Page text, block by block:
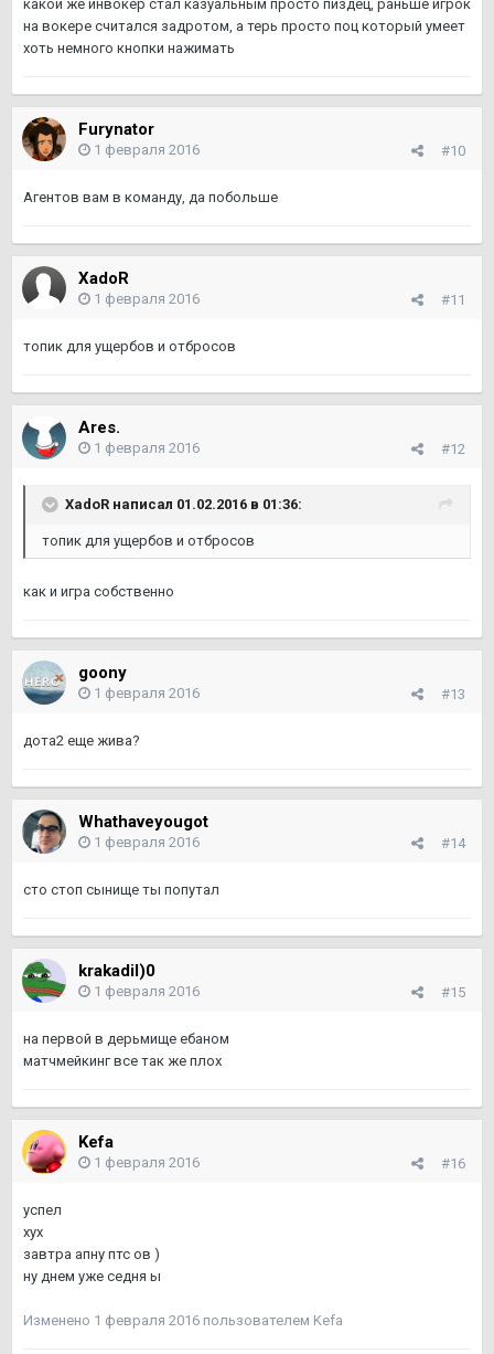
какой же инвокер стал казуальным просто пиздец, раньше игрок
на вокере считался задротом, а терь просто поц который умеет
хоть немного кнопки нажимать
Furynator
#10
1 февраля 2016
Агентов вам в команду, да побольше
XadoR
#11
1 февраля 2016
топик для ущербов и отбросов
Ares.
#12
1 февраля 2016
XadoR написал 01.02.2016 в 01:36:
топик для ущербов и отбросов
как и игра собственно
goony
#13
1 февраля 2016
дота2 еще жива?
Whathaveyougot
#14
1 февраля 2016
сто стоп сынище ты попутал
krakadil)0
#15
1 февраля 2016
на первой в дерьмище ебаном
матчмейкинг все так же плох
Kefa
#16
1 февраля 2016
успел
хух
завтра апну птс ов )
ну днем уже седня ы
Изменено 1 февраля 2016 пользователем Kefa